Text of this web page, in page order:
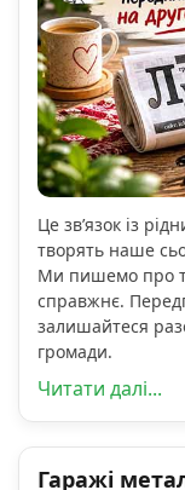
Це зв’язок із
творять наше
Ми пишемо про
справжнє.
залишайтеся
громади.
Читати далі...
Гаражі